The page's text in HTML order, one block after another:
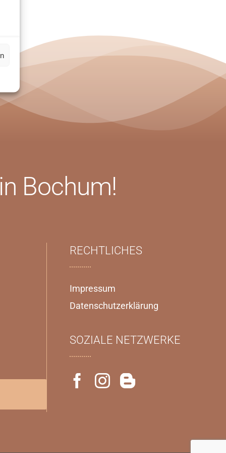
Bochum!
RECHTLICHES
Impressum
Datenschutzerklärung
SOZIALE NETZWERKE